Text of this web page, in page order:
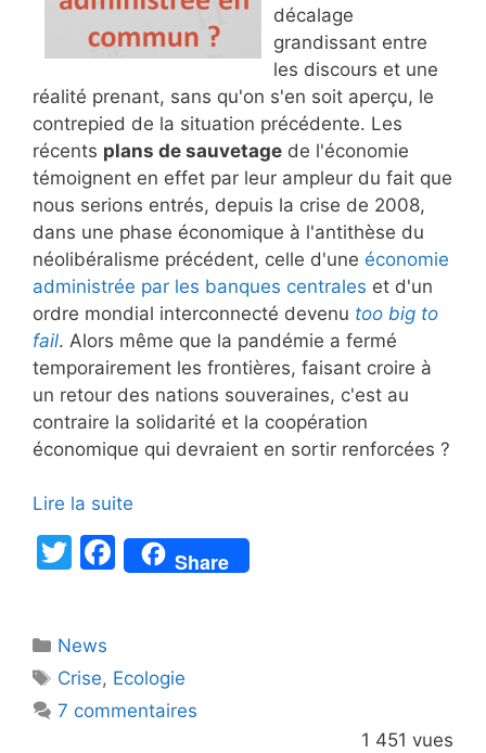
décalage
grandissant entre
les discours et une
réalité prenant, sans qu'on s'en soit aperçu, le
contrepied de la situation précédente. Les
récents plans de sauvetage de l'économie
témoignent en effet par leur ampleur du fait que
nous serions entrés, depuis la crise de 2008,
dans une phase économique à l'antithèse du
néolibéralisme précédent, celle d'une économie
administrée par les banques centrales et d'un
ordre mondial interconnecté devenu too big to
fail. Alors même que la pandémie a fermé
temporairement les frontières, faisant croire à
un retour des nations souveraines, c'est au
contraire la solidarité et la coopération
économique qui devraient en sortir renforcées ?
Lire la suite
T
er
F
a
b
o
Share
Catégories
News
Étiquettes
Crise, Ecologie
7 commentaires
1 451 vues